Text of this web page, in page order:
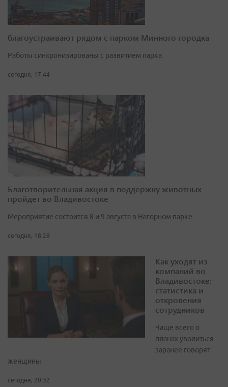
благоустраивают рядом с парком Минного городка
Работы синхронизированы с развитием парка
сегодня, 17:44
Благотворительная акция в поддержку животных
пройдет во Владивостоке
Мероприятие состоится 8 и 9 августа в Нагорном парке
сегодня, 18:28
Как уходят из
компаний во
Владивостоке:
статистика и
откровения
сотрудников
Чаще всего о
планах уволиться
заранее говорят
женщины
сегодня, 20:32